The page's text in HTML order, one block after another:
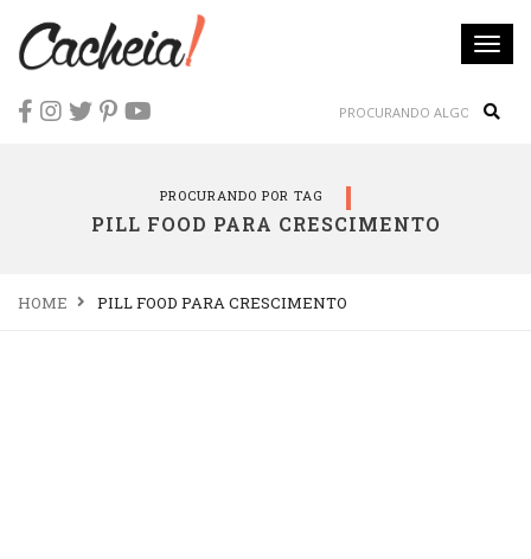
PROCURANDO POR TAG
PILL FOOD PARA CRESCIMENTO
HOME PILL FOOD PARA CRESCIMENTO